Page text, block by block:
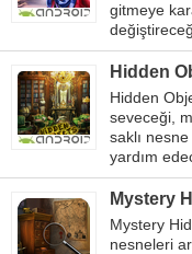
gitmeye
Hidden
Hidden
seveceği,
saklı
yardım
Mystery
Mystery
nesneleri